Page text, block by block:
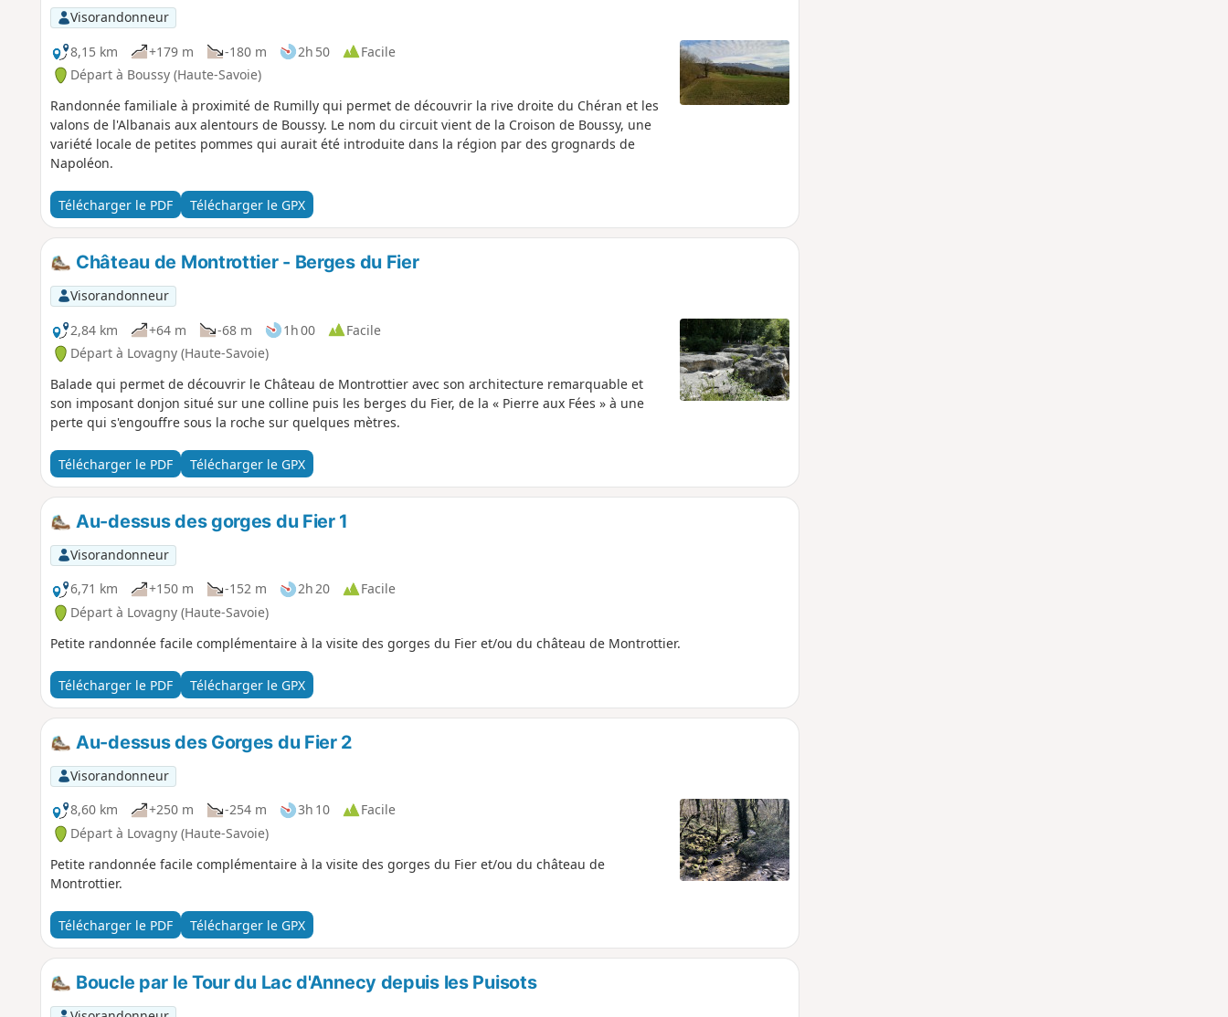
Visorandonneur
8,15 km
+179 m -180 m 2h 50
Facile
Départ à Boussy (Haute-Savoie)
Randonnée familiale à proximité de Rumilly qui permet de découvrir la rive droite du Chéran et les
valons de l'Albanais aux alentours de Boussy. Le nom du circuit vient de la Croison de Boussy, une
variété locale de petites pommes qui aurait été introduite dans la région par des grognards de
Napoléon.
Télécharger le PDF Télécharger le GPX
Château de Montrottier - Berges du Fier
Visorandonneur
2,84 km
+64 m -68 m 1h 00
Facile
Départ à Lovagny (Haute-Savoie)
Balade qui permet de découvrir le Château de Montrottier avec son architecture remarquable et
son imposant donjon situé sur une colline puis les berges du Fier, de la « Pierre aux Fées » à une
perte qui s'engouffre sous la roche sur quelques mètres.
Télécharger le PDF Télécharger le GPX
Au-dessus des gorges du Fier 1
Visorandonneur
6,71 km
+150 m -152 m 2h 20
Facile
Départ à Lovagny (Haute-Savoie)
Petite randonnée facile complémentaire à la visite des gorges du Fier et/ou du château de Montrottier.
Télécharger le PDF Télécharger le GPX
Au-dessus des Gorges du Fier 2
Visorandonneur
8,60 km
+250 m -254 m 3h 10
Facile
Départ à Lovagny (Haute-Savoie)
Petite randonnée facile complémentaire à la visite des gorges du Fier et/ou du château de
Montrottier.
Télécharger le PDF Télécharger le GPX
Boucle par le Tour du Lac d'Annecy depuis les Puisots